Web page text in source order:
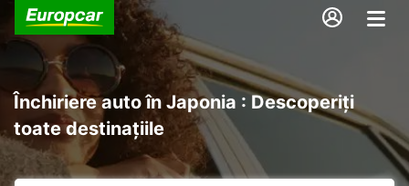
Închiriere auto în Japonia : Descoperiți
toate destinațiile